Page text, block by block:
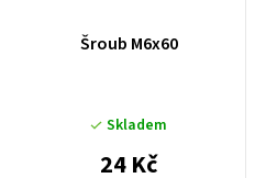
Šroub M6x60
Skladem
24 Kč